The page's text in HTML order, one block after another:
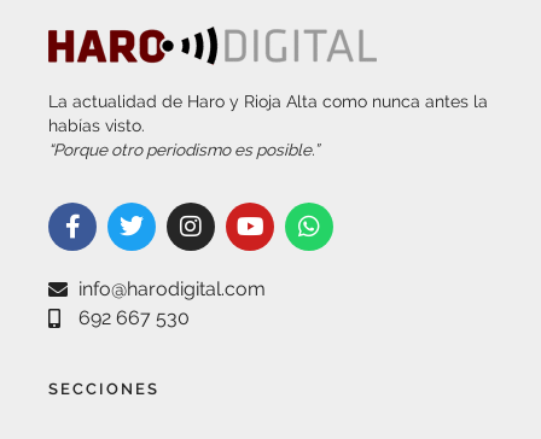
La actualidad de Haro y Rioja Alta como nunca antes la
habías visto.
“Porque otro periodismo es posible.”
info@harodigital.com
692 667 530
SECCIONES